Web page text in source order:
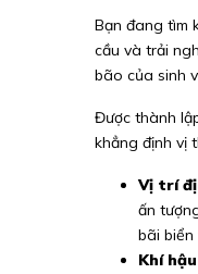
Bạn đang tìm
cầu và trải
bão của sinh
Được thành
khẳng định vị
Vị trí
ấn
bãi biển
Khí